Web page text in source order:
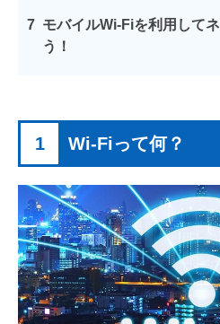
7 モバイルWi-Fiを利用して
う！
1 Wi-Fiって何？